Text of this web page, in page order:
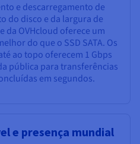
e descarregamento de
do disco e da largura de
da OVHcloud oferece um
do que o SSD SATA. Os
ao topo oferecem 1 Gbps
pública para transferências
em segundos.
e presença mundial